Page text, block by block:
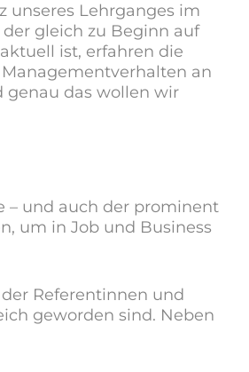
unseres Lehrganges im
gleich zu Beginn auf
ist, erfahren die
an
genau das wollen wir
– und auch der prominent
um in Job und Business
Referentinnen und
geworden sind. Neben